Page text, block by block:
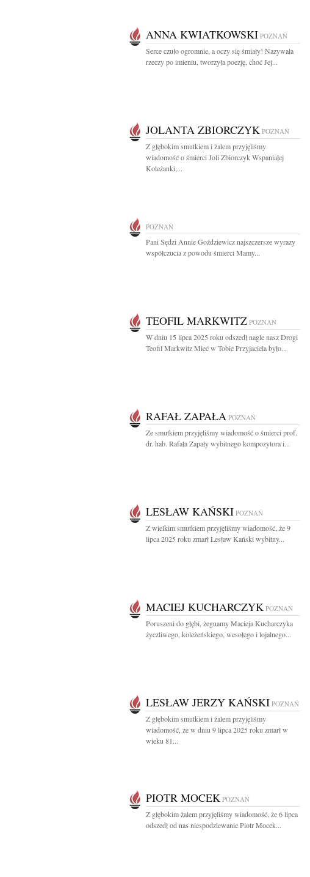
ANNA KWIATKOWSKI POZNAŃ
Serce czuło ogromnie, a oczy się śmiały! Nazywała
rzeczy po imieniu, tworzyła poezję, choć Jej...
JOLANTA ZBIORCZYK POZNAŃ
Z głębokim smutkiem i żalem przyjęliśmy
wiadomość o śmierci Joli Zbiorczyk Wspaniałej
Koleżanki,...
POZNAŃ
Pani Sędzi Annie Goździewicz najszczersze wyrazy
współczucia z powodu śmierci Mamy...
TEOFIL MARKWITZ POZNAŃ
W dniu 15 lipca 2025 roku odszedł nagle nasz Drogi
Teofil Markwitz Mieć w Tobie Przyjaciela było...
RAFAŁ ZAPAŁA POZNAŃ
Ze smutkiem przyjęliśmy wiadomość o śmierci prof.
dr. hab. Rafała Zapały wybitnego kompozytora i...
LESŁAW KAŃSKI POZNAŃ
Z wielkim smutkiem przyjęliśmy wiadomość, że 9
lipca 2025 roku zmarł Lesław Kański wybitny...
MACIEJ KUCHARCZYK POZNAŃ
Poruszeni do głębi, żegnamy Macieja Kucharczyka
życzliwego, koleżeńskiego, wesołego i lojalnego...
LESŁAW JERZY KAŃSKI POZNAŃ
Z głębokim smutkiem i żalem przyjęliśmy
wiadomość, że w dniu 9 lipca 2025 roku zmarł w
wieku 81...
PIOTR MOCEK POZNAŃ
Z głębokim żalem przyjęliśmy wiadomość, że 6 lipca
odszedł od nas niespodziewanie Piotr Mocek...